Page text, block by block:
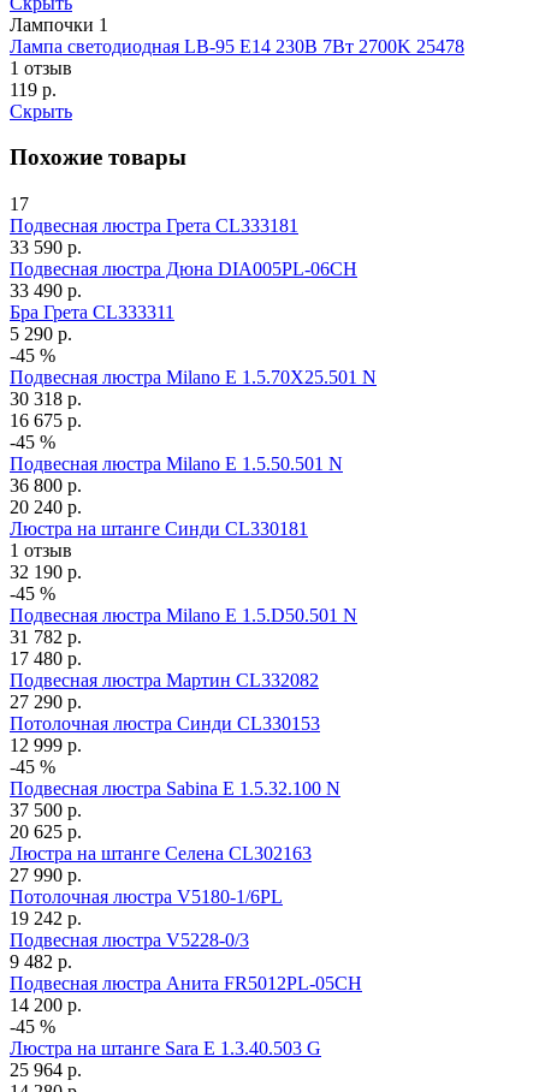
Лампочки 1
Лампа светодиодная LB-95 E14 230В 7Вт 2700K 25478
1 отзыв
119 р.
Скрыть
Похожие товары
17
Подвесная люстра Грета CL333181
33 590 р.
Подвесная люстра Дюна DIA005PL-06CH
33 490 р.
Бра Грета CL333311
5 290 р.
-45 %
Подвесная люстра Milano E 1.5.70X25.501 N
30 318 р.
16 675 р.
-45 %
Подвесная люстра Milano E 1.5.50.501 N
36 800 р.
20 240 р.
Люстра на штанге Синди CL330181
1 отзыв
32 190 р.
-45 %
Подвесная люстра Milano E 1.5.D50.501 N
31 782 р.
17 480 р.
Подвесная люстра Мартин CL332082
27 290 р.
Потолочная люстра Синди CL330153
12 999 р.
-45 %
Подвесная люстра Sabina E 1.5.32.100 N
37 500 р.
20 625 р.
Люстра на штанге Селена CL302163
27 990 р.
Потолочная люстра V5180-1/6PL
19 242 р.
Подвесная люстра V5228-0/3
9 482 р.
Подвесная люстра Анита FR5012PL-05CH
14 200 р.
-45 %
Люстра на штанге Sara E 1.3.40.503 G
25 964 р.